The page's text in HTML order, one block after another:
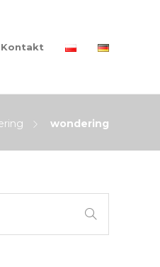
Kontakt
wondering